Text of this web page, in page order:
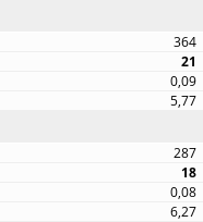
364
21
0,09
5,77
287
18
0,08
6,27